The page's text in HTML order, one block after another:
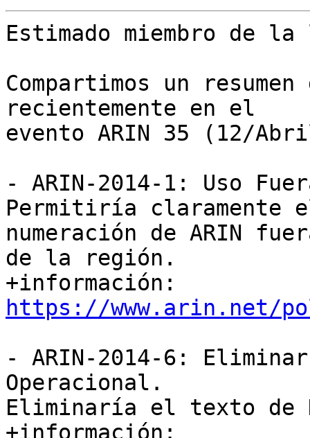
Estimado miembro de
Compartimos un
recientemente en el
evento ARIN 35 (12/
- ARIN-2014-1: Uso
Permitiría claramente
numeración de ARIN
de la región.
https://www.arin.net/
- ARIN-2014-6:
Operacional.
Eliminaría el texto de